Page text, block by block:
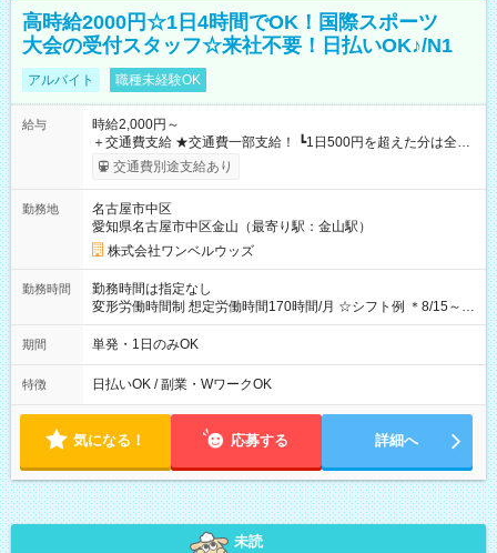
高時給2000円☆1日4時間でOK！国際スポーツ
大会の受付スタッフ☆来社不要！日払いOK♪/N1
アルバイト 職種未経験OK
給与
時給2,000円～
＋交通費支給 ★交通費一部支給！ ┗1日500円を超えた分は全額
支給！ ※往復500円以内の方は自己負担となります ★日払い
OK！（規定あり） ┗働いたその日に現金GET♪ お仕事後はコン
期間なし
交通費別途支給あり
勤務地
名古屋市中区
愛知県名古屋市中区金山（最寄り駅：金山駅）
株式会社ワンベルウッズ
勤務時間
勤務時間は指定なし
変形労働時間制 想定労働時間170時間/月 ☆シフト例 ＊8/15～
10/26 全日共通 08：00～12：00 17：00～21：00 ＊8/31
～9/19のみ下記シフトもあります！ 12：00～16：00 ＊9/6～
00
期間 単発・1日のみOK
特徴 日払いOK / 副業・WワークOK
気になる！ 応募する 詳細へ
未読